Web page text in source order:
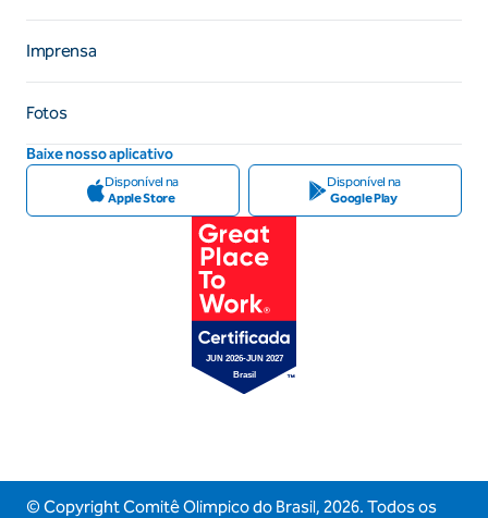
Imprensa
Fotos
Baixe nosso aplicativo
Disponível na
Apple Store
Disponível na
Google Play
© Copyright Comitê Olimpico do Brasil, 2026. Todos os